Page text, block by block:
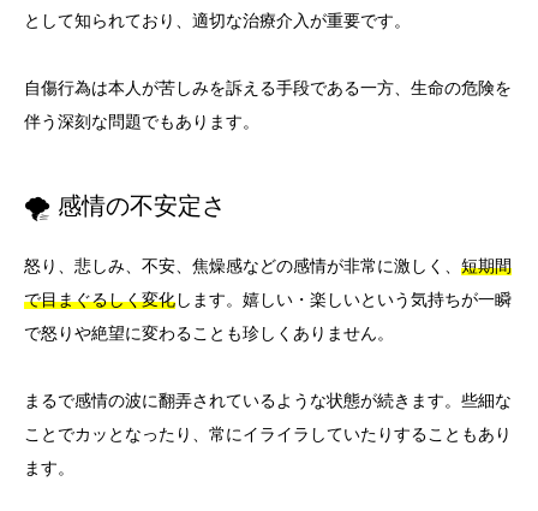
として知られており、適切な治療介入が重要です。
自傷行為は本人が苦しみを訴える手段である一方、生命の危険を
伴う深刻な問題でもあります。
🌪️ 感情の不安定さ
怒り、悲しみ、不安、焦燥感などの感情が非常に激しく、 短期間
で目まぐるしく変化します。嬉しい・楽しいという気持ちが一瞬
で怒りや絶望に変わることも珍しくありません。
まるで感情の波に翻弄されているような状態が続きます。些細な
ことでカッとなったり、常にイライラしていたりすることもあり
ます。